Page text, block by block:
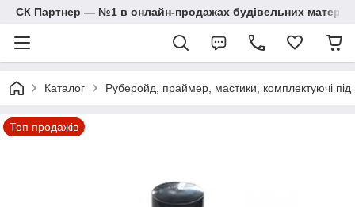
СК Партнер — №1 в онлайн-продажах будівельних
Каталог Руберойд, праймер, мастики, комплектуючі під
Топ продажів